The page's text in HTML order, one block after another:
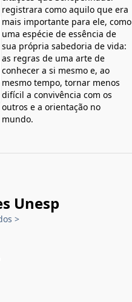
registrara como aquilo que era
mais importante para ele, como
uma espécie de essência de
sua própria sabedoria de vida:
as regras de uma arte de
conhecer a si mesmo e, ao
mesmo tempo, tornar menos
difícil a convivência com os
outros e a orientação no
mundo.
Unesp
>